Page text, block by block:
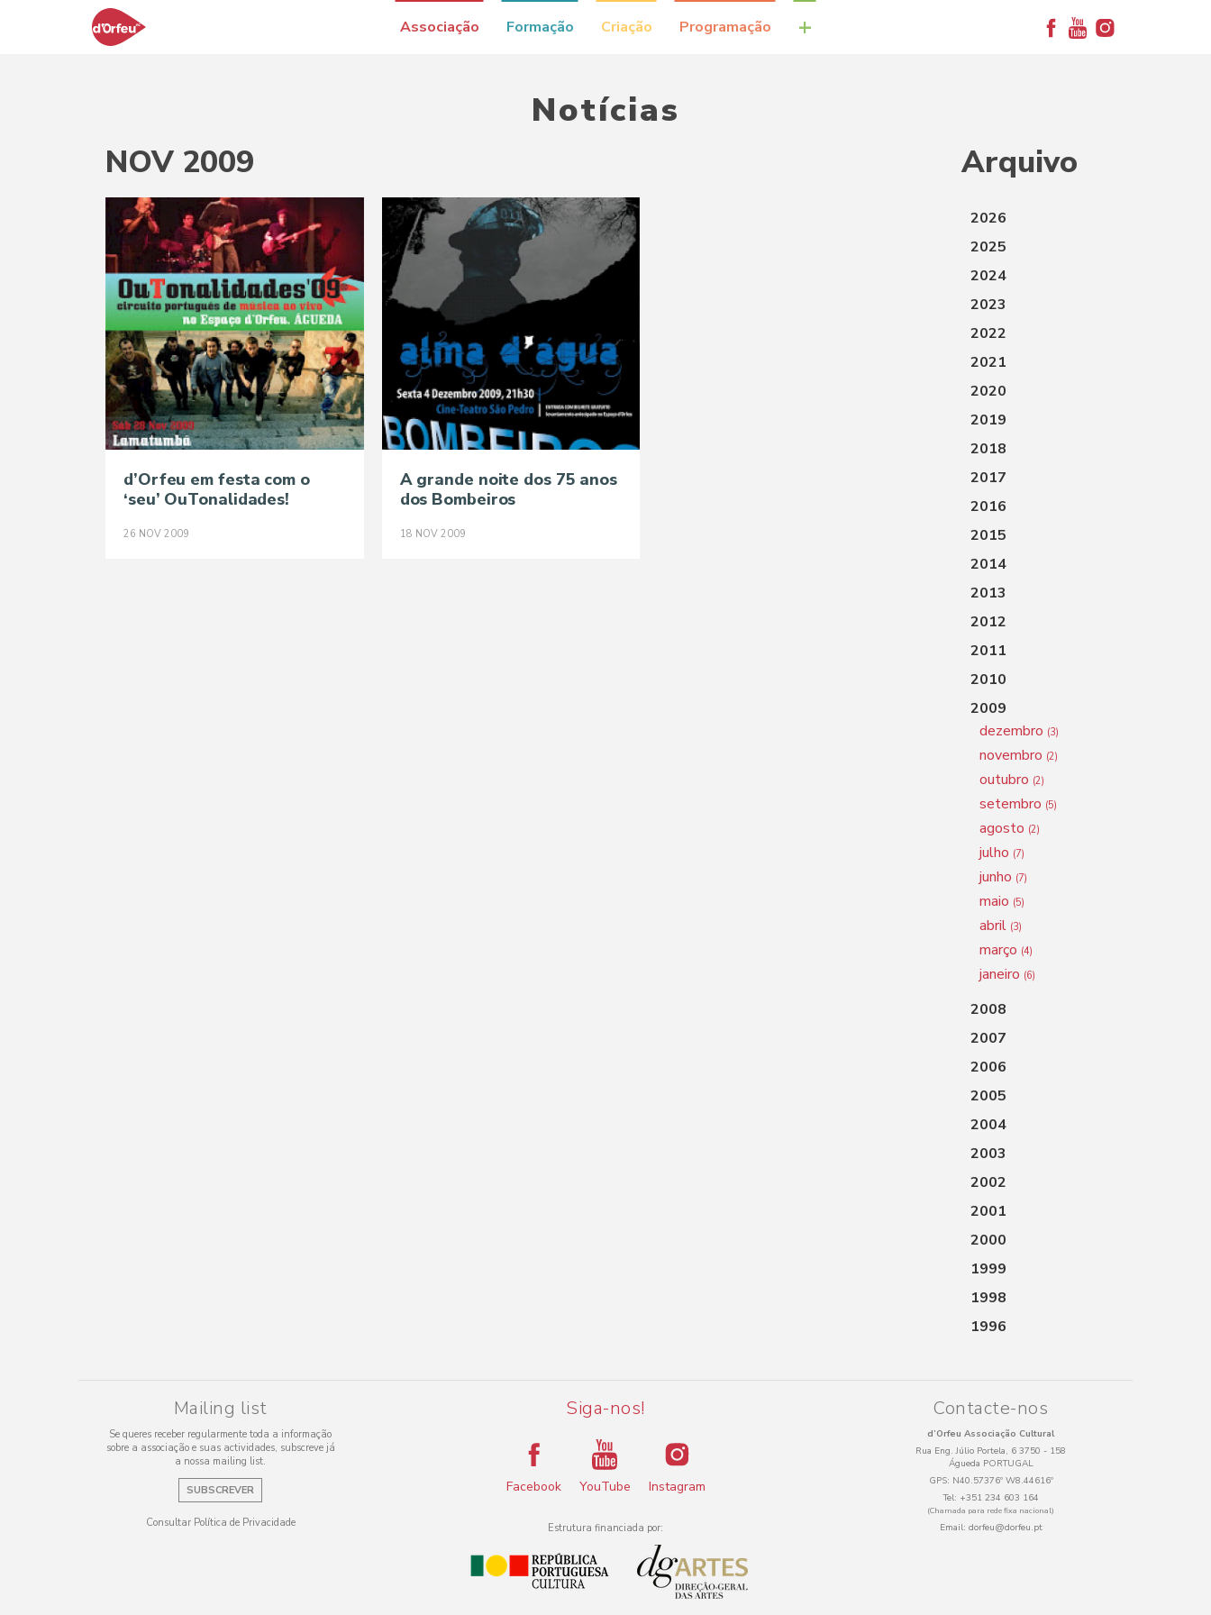
Associação Formação Criação Programação +
Notícias
NOV 2009
d’Orfeu em festa com o
‘seu’ OuTonalidades!
26 NOV 2009
A grande noite dos 75 anos
dos Bombeiros
18 NOV 2009
Arquivo
2026
2025
2024
2023
2022
2021
2020
2019
2018
2017
2016
2015
2014
2013
2012
2011
2010
2009
dezembro (3)
novembro (2)
outubro (2)
setembro (5)
agosto (2)
julho (7)
junho (7)
maio (5)
abril (3)
março (4)
janeiro (6)
2008
2007
2006
2005
2004
2003
2002
2001
2000
1999
1998
1996
Mailing list
Se queres receber regularmente toda a informação
sobre a associação e suas actividades, subscreve já
a nossa mailing list.
SUBSCREVER
Consultar Política de Privacidade
Siga-nos!
Facebook YouTube Instagram
Estrutura financiada por:
Contacte-nos
d’Orfeu Associação Cultural
Rua Eng. Júlio Portela, 6 3750 - 158
Águeda PORTUGAL
GPS: N40.57376º W8.44616º
Tel: +351 234 603 164
(Chamada para rede fixa nacional)
Email: dorfeu@dorfeu.pt